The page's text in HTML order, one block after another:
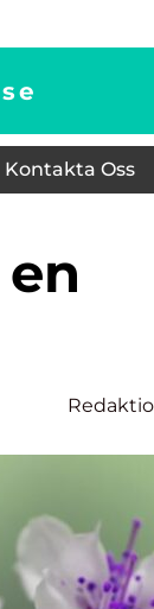
se
Kontakta Oss